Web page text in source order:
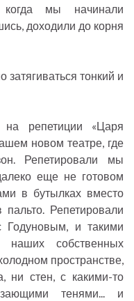
когда мы начинали
доходили до корня
затягиваться тонкий и
репетиции «Царя
новом театре, где
Репетировали мы
еще не готовом
в бутылках вместо
Репетировали
Годуновым, и такими
наших собственных
пространстве,
ни стен, с какими-то
тенями... и